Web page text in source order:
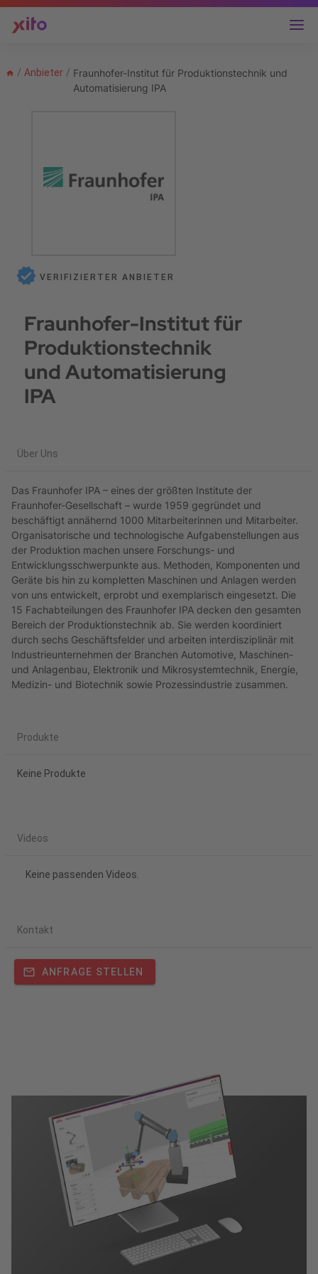
/ Anbieter / Fraunhofer-Institut für Produktionstechnik und
Automatisierung IPA
VERIFIZIERTER ANBIETER
Fraunhofer-Institut für
Produktionstechnik
und Automatisierung
IPA
Über Uns
Das Fraunhofer IPA – eines der größten Institute der
Fraunhofer-Gesellschaft – wurde 1959 gegründet und
beschäftigt annähernd 1000 Mitarbeiterinnen und Mitarbeiter.
Organisatorische und technologische Aufgabenstellungen aus
der Produktion machen unsere Forschungs- und
Entwicklungsschwerpunkte aus. Methoden, Komponenten und
Geräte bis hin zu kompletten Maschinen und Anlagen werden
von uns entwickelt, erprobt und exemplarisch eingesetzt. Die
15 Fachabteilungen des Fraunhofer IPA decken den gesamten
Bereich der Produktionstechnik ab. Sie werden koordiniert
durch sechs Geschäftsfelder und arbeiten interdisziplinär mit
Industrieunternehmen der Branchen Automotive, Maschinen-
und Anlagenbau, Elektronik und Mikrosystemtechnik, Energie,
Medizin- und Biotechnik sowie Prozessindustrie zusammen.
Produkte
Keine Produkte
Videos
Keine passenden Videos.
Kontakt
ANFRAGE STELLEN